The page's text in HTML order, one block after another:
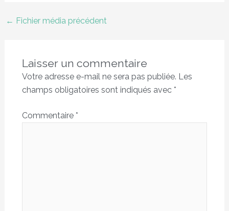
← Fichier média précédent
Laisser un commentaire
Votre adresse e-mail ne sera pas publiée. Les
champs obligatoires sont indiqués avec *
Commentaire *